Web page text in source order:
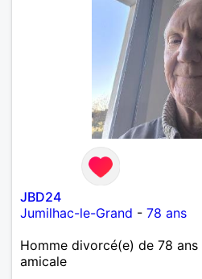
JBD24
Jumilhac-le-Grand - 78 ans
Homme divorcé(e) de 78
amicale